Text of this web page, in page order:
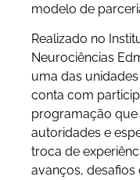
modelo de
Realizado no
Neurociências
uma das
conta com
programação que
autoridades e
troca de
avanços, desafios